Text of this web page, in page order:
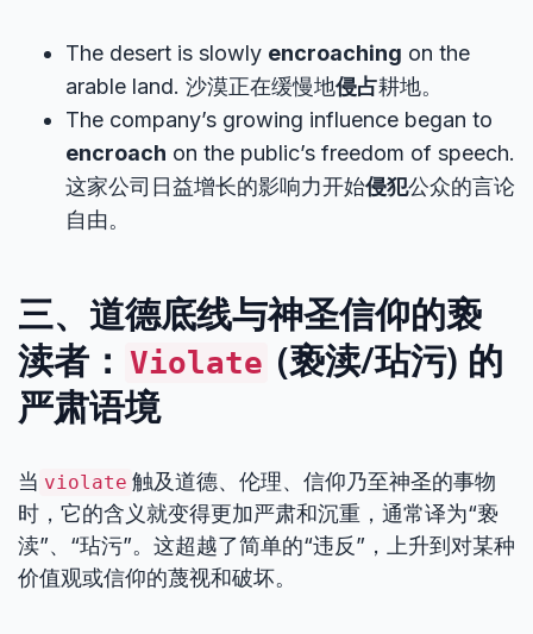
The desert is slowly encroaching on the
arable land. 沙漠正在缓慢地侵占耕地。
The company’s growing influence began to
encroach on the public’s freedom of speech.
这家公司日益增长的影响力开始侵犯公众的言论
自由。
三、道德底线与神圣信仰的亵
渎者： Violate (亵渎/玷污) 的
严肃语境
当 violate 触及道德、伦理、信仰乃至神圣的事物
时，它的含义就变得更加严肃和沉重，通常译为“亵
渎”、“玷污”。这超越了简单的“违反”，上升到对某种
价值观或信仰的蔑视和破坏。